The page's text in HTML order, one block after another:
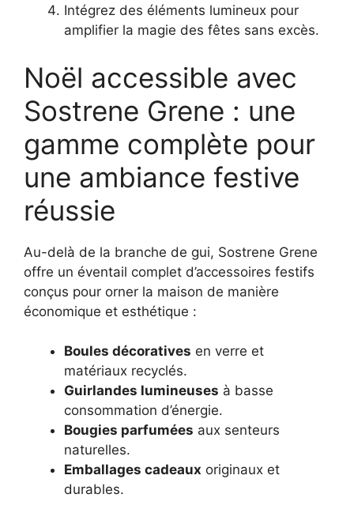
Intégrez des éléments lumineux pour
amplifier la magie des fêtes sans excès.
Noël accessible avec
Sostrene Grene : une
gamme complète pour
une ambiance festive
réussie
Au-delà de la branche de gui, Sostrene Grene
offre un éventail complet d’accessoires festifs
conçus pour orner la maison de manière
économique et esthétique :
Boules décoratives en verre et
matériaux recyclés.
Guirlandes lumineuses à basse
consommation d’énergie.
Bougies parfumées aux senteurs
naturelles.
Emballages cadeaux originaux et
durables.